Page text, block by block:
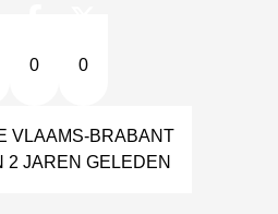
0 0
VLAAMS-BRABANT
2 JAREN GELEDEN